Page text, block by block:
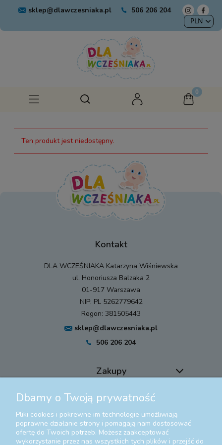
sklep@dlawczesniaka.pl 506 206 204
Ten produkt jest niedostępny.
Kontakt
DLA WCZEŚNIAKA Katarzyna Wiśniewska
ul. Honoriusza Balzaka 2
01-917 Warszawa
NIP: PL 5262779642
Regon: 381505443
sklep@dlawczesniaka.pl
506 206 204
Zakupy
Pomoc
Moje konto
Dbamy o Twoją prywatność
Pliki cookies i pokrewne im technologie umożliwiają
poprawne działanie strony i pomagają nam dostosować
ofertę do Twoich potrzeb. Możesz zaakceptować
wykorzystanie przez nas wszystkich tych plików i przejść do